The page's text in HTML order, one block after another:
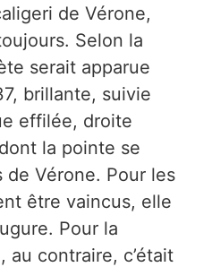
de Vérone,
Selon la
serait apparue
brillante, suivie
effilée, droite
la pointe se
Vérone. Pour les
être vaincus, elle
Pour la
au contraire, c’était